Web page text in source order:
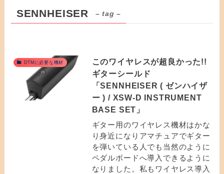
SENNHEISER – tag –
DTMに必要な機材
このワイヤレスが超良かった!!
ギターシールド
「SENNHEISER ( ゼンハイザ
ー ) / XSW-D INSTRUMENT
BASE SET」
ギター用のワイヤレス機材はかな
り身近になりアマチュアでギター
を弾いている人でも当然のように
ペダルボードへ導入できるように
なりました。私もワイヤレス導入